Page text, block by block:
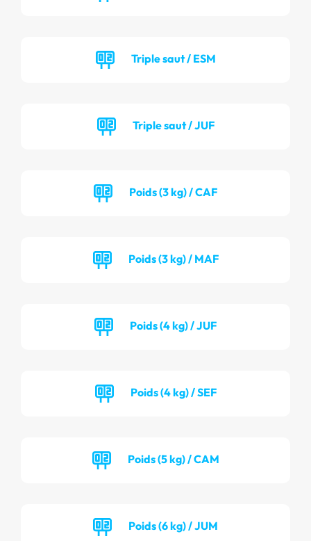
Triple saut / ESM
Triple saut / JUF
Poids (3 kg) / CAF
Poids (3 kg) / MAF
Poids (4 kg) / JUF
Poids (4 kg) / SEF
Poids (5 kg) / CAM
Poids (6 kg) / JUM